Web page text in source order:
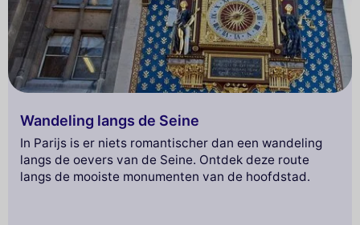
Wandeling langs de Seine
In Parijs is er niets romantischer dan een wandeling
langs de oevers van de Seine. Ontdek deze route
langs de mooiste monumenten van de hoofdstad.